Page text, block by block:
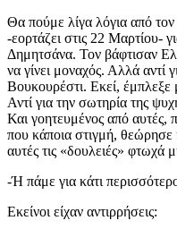
Θα πούμε λίγα λόγια από
-εορτάζει στις 22 Μαρτίου-
Δημητσάνα. Τον βάφτισαν
να γίνει μοναχός. Αλλά αντί
Βουκουρέστι. Εκεί,
Αντί για την σωτηρία της
Και γοητευμένος από αυτές,
που κάποια στιγμή,
αυτές τις «δουλειές» φτωχά
-Ή πάμε για κάτι
Εκείνοι είχαν αντιρρήσεις: